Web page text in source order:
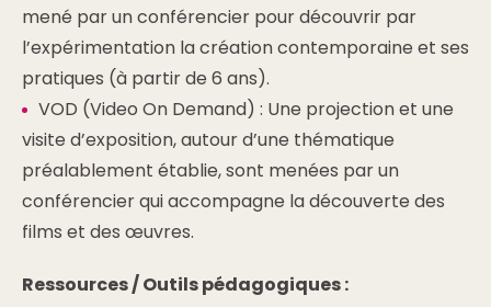
mené par un conférencier pour découvrir par
l’expérimentation la création contemporaine et ses
pratiques (à partir de 6 ans).
VOD (Video On Demand) : Une projection et une
visite d’exposition, autour d’une thématique
préalablement établie, sont menées par un
conférencier qui accompagne la découverte des
films et des œuvres.
Ressources / Outils pédagogiques :